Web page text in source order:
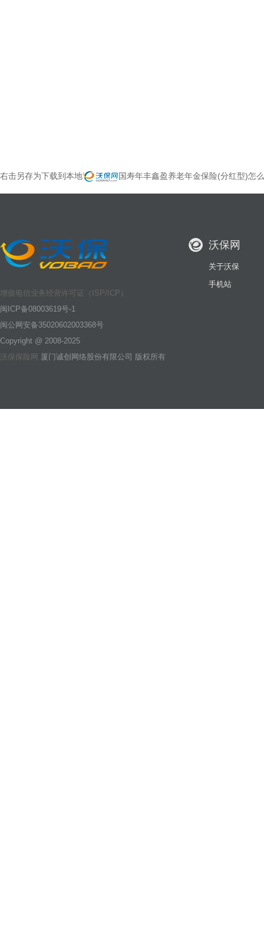
右击另存为下载到本地 国寿年丰鑫盈养老年金保险(分红型)怎
增值电信业务经营许可证（ISP/ICP）
闽ICP备08003619号-1
闽公网安备35020602003368号
Copyright @ 2008-2025
沃保保险网 厦门诚创网络股份有限公司 版权所有
沃保网
关于沃保
手机站